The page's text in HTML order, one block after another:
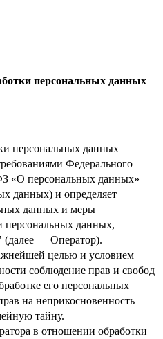
персональных данных
персональных данных
Федерального
«О персональных данных»
данных) и определяет
данных и меры
персональных данных,
(далее — Оператор).
целью и условием
соблюдение прав и свобод
его персональных
на неприкосновенность
тайну.
в отношении обработки